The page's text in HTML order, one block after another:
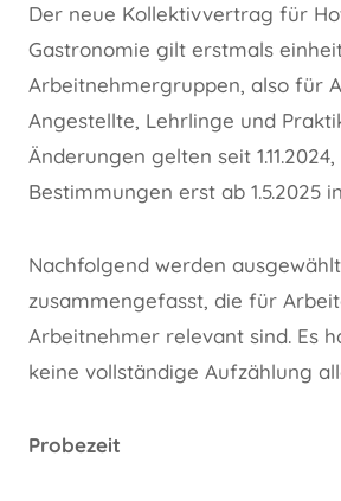
Der neue Kollektivvertrag für
Gastronomie gilt erstmals
Arbeitnehmergruppen, also für
Angestellte, Lehrlinge und
Änderungen gelten seit
Bestimmungen erst ab 1.5.2025
Nachfolgend werden
zusammengefasst, die für
Arbeitnehmer relevant sind. Es
keine vollständige Aufzählung
Probezeit